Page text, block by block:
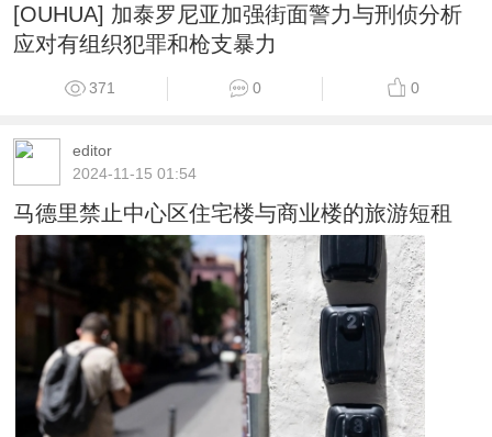
[OUHUA] 加泰罗尼亚加强街面警力与刑侦分析
应对有组织犯罪和枪支暴力
371 0 0
editor
2024-11-15 01:54
马德里禁止中心区住宅楼与商业楼的旅游短租